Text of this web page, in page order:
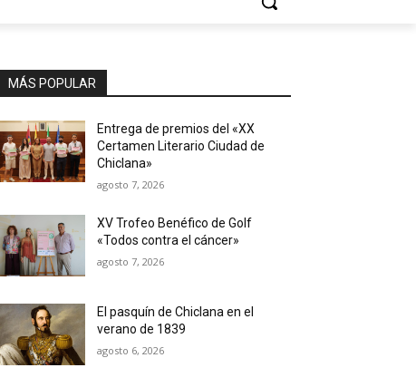
MÁS POPULAR
Entrega de premios del «XX
Certamen Literario Ciudad de
Chiclana»
agosto 7, 2026
XV Trofeo Benéfico de Golf
«Todos contra el cáncer»
agosto 7, 2026
El pasquín de Chiclana en el
verano de 1839
agosto 6, 2026